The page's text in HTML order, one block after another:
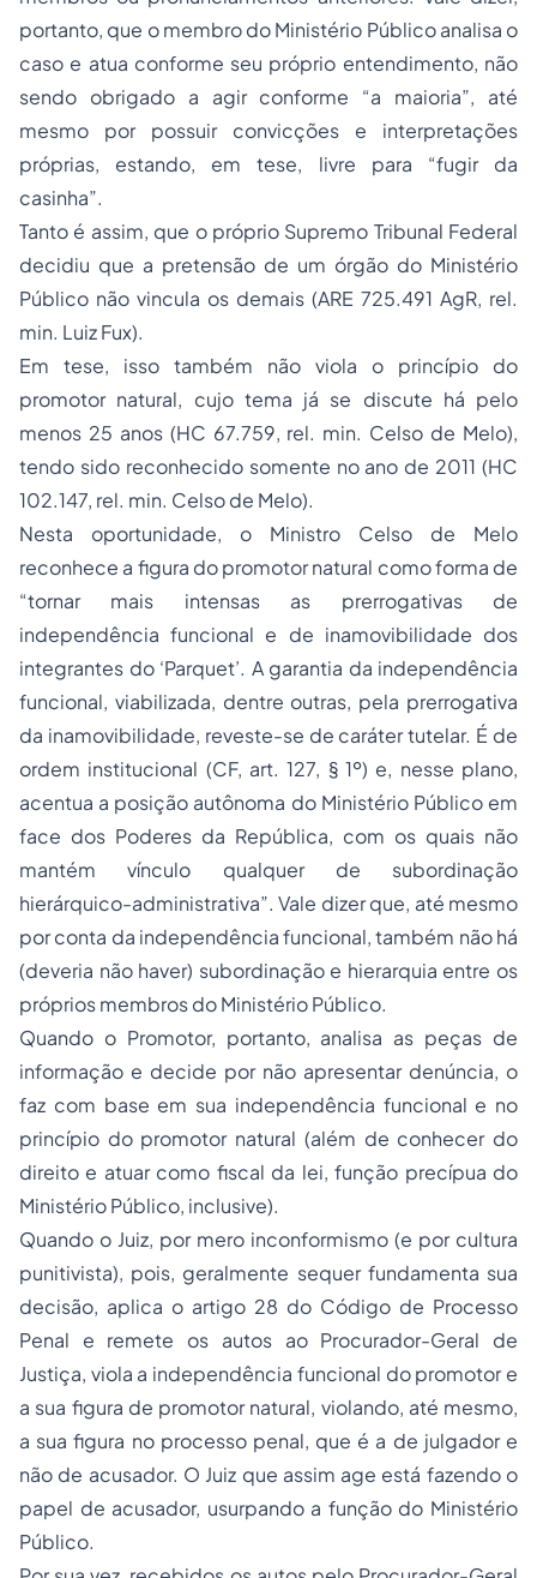
portanto, que o membro do Ministério Público analisa o
caso e atua conforme seu próprio entendimento, não
sendo obrigado a agir conforme “a maioria”, até
mesmo por possuir convicções e interpretações
próprias, estando, em tese, livre para “fugir da
casinha”.
Tanto é assim, que o próprio Supremo Tribunal Federal
decidiu que a pretensão de um órgão do Ministério
Público não vincula os demais (ARE 725.491 AgR, rel.
min. Luiz Fux).
Em tese, isso também não viola o princípio do
promotor natural, cujo tema já se discute há pelo
menos 25 anos (HC 67.759, rel. min. Celso de Melo),
tendo sido reconhecido somente no ano de 2011 (HC
102.147, rel. min. Celso de Melo).
Nesta oportunidade, o Ministro Celso de Melo
reconhece a figura do promotor natural como forma de
“tornar mais intensas as prerrogativas de
independência funcional e de inamovibilidade dos
integrantes do ‘Parquet’. A garantia da independência
funcional, viabilizada, dentre outras, pela prerrogativa
da inamovibilidade, reveste-se de caráter tutelar. É de
ordem institucional (CF, art. 127, § 1º) e, nesse plano,
acentua a posição autônoma do Ministério Público em
face dos Poderes da República, com os quais não
mantém vínculo qualquer de subordinação
hierárquico-administrativa”. Vale dizer que, até mesmo
por conta da independência funcional, também não há
(deveria não haver) subordinação e hierarquia entre os
próprios membros do Ministério Público.
Quando o Promotor, portanto, analisa as peças de
informação e decide por não apresentar denúncia, o
faz com base em sua independência funcional e no
princípio do promotor natural (além de conhecer do
direito e atuar como fiscal da lei, função precípua do
Ministério Público, inclusive).
Quando o Juiz, por mero inconformismo (e por cultura
punitivista), pois, geralmente sequer fundamenta sua
decisão, aplica o artigo 28 do Código de Processo
Penal e remete os autos ao Procurador-Geral de
Justiça, viola a independência funcional do promotor e
a sua figura de promotor natural, violando, até mesmo,
a sua figura no processo penal, que é a de julgador e
não de acusador. O Juiz que assim age está fazendo o
papel de acusador, usurpando a função do Ministério
Público.